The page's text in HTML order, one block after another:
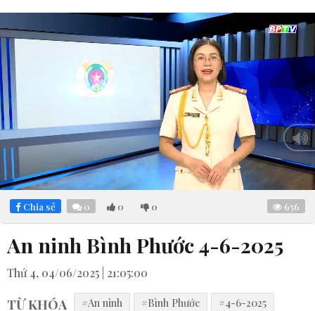
Mute Loaded:
3.82%
Chia sẻ 0 0 0 656
An ninh Bình Phước 4-6-2025
Thứ 4, 04/06/2025 | 21:05:00
TỪ KHÓA #An ninh #Bình Phước #4-6-2025